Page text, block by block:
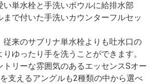
い単水栓と手洗いボウルに給排水部
で付いた手洗いカウンターフルセッ
従来のサブリナ単水栓よりも吐水口の
ゆったり手を洗うことができます。
トリーな雰囲気のあるエッセンスSオー
支えるアングルも2種類の中から選べ